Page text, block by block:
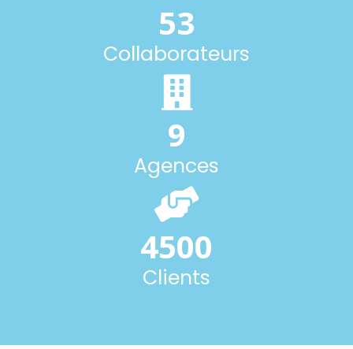
53
Collaborateurs
9
Agences
4500
Clients